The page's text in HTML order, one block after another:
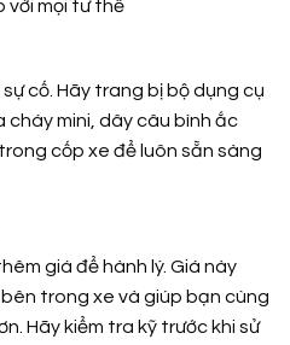
với mọi tư thế
cố. Hãy trang bị bộ dụng cụ
cháy mini, dây câu bình ắc
cốp xe để luôn sẵn sàng
giá để hành lý. Giá này
trong xe và giúp bạn cùng
Hãy kiểm tra kỹ trước khi sử